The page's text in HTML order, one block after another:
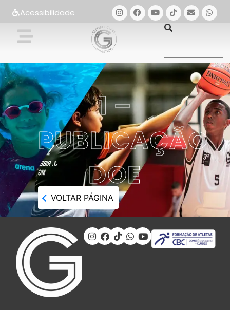
Acessibilidade
1 –
PUBLICAÇÃO
DOE
VOLTAR PÁGINA